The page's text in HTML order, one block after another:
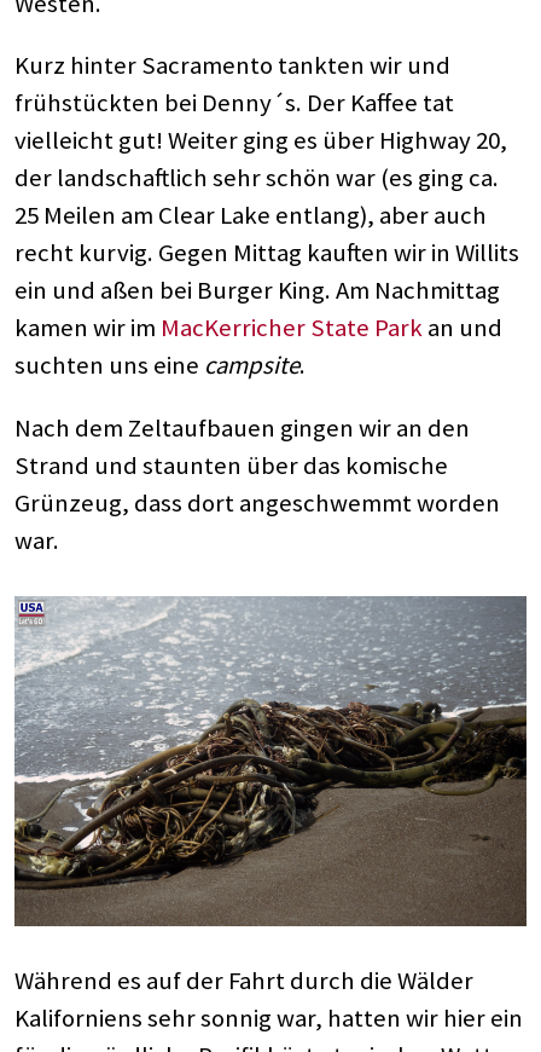
Kurz hinter Sacramento tankten wir und
frühstückten bei Denny´s. Der Kaffee tat
vielleicht gut! Weiter ging es über Highway 20,
der landschaftlich sehr schön war (es ging ca.
25 Meilen am Clear Lake entlang), aber auch
recht kurvig. Gegen Mittag kauften wir in Willits
ein und aßen bei Burger King. Am Nachmittag
kamen wir im MacKerricher State Parkan und
suchten uns eine campsite.
Nach dem Zeltaufbauen gingen wir an den
Strand und staunten über das komische
Grünzeug, dass dort angeschwemmt worden
war.
Während es auf der Fahrt durch die Wälder
Kaliforniens sehr sonnig war, hatten wir hier ein